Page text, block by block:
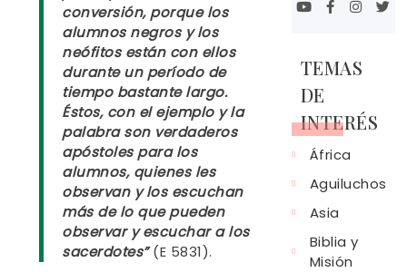
conversión, porque los
alumnos negros y los
neófitos están con ellos
durante un período de
tiempo bastante largo.
Éstos, con el ejemplo y la
palabra son verdaderos
apóstoles para los
alumnos, quienes les
observan y los escuchan
más de lo que pueden
observar y escuchar a los
sacerdotes”(E 5831).
TEMAS
DE
INTERÉS
África
Aguiluchos
Asia
Biblia y
Misión